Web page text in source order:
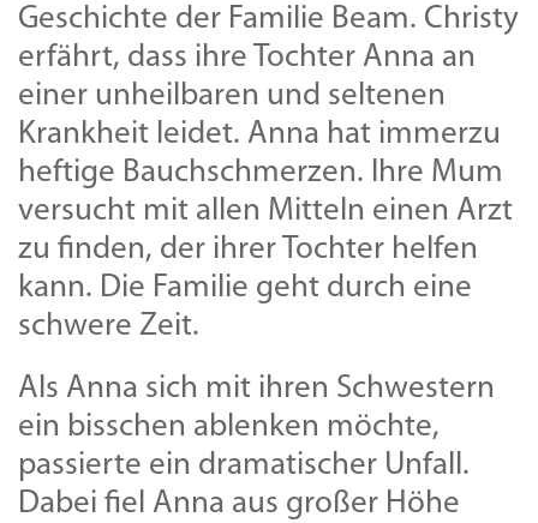
Geschichte der Familie Beam. Christy
erfährt, dass ihre Tochter Anna an
einer unheilbaren und seltenen
Krankheit leidet. Anna hat immerzu
heftige Bauchschmerzen. Ihre Mum
versucht mit allen Mitteln einen Arzt
zu finden, der ihrer Tochter helfen
kann. Die Familie geht durch eine
schwere Zeit.
Als Anna sich mit ihren Schwestern
ein bisschen ablenken möchte,
passierte ein dramatischer Unfall.
Dabei fiel Anna aus großer Höhe